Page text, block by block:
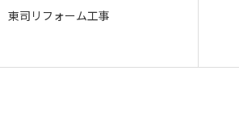
東司リフォーム工事